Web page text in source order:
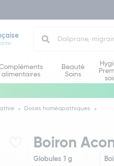
alimentaires
Beauté
Soins
Doses homéopathiques
Boiron
Globules 1 g